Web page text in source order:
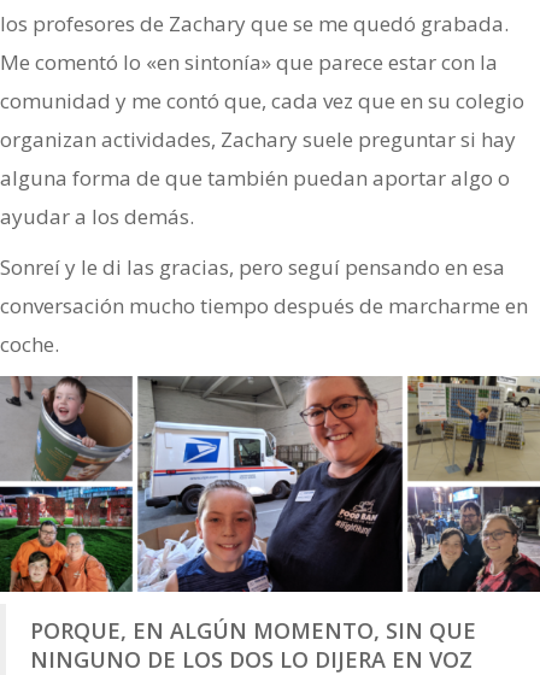
los profesores de Zachary que se me quedó grabada.
Me comentó lo «en sintonía» que parece estar con la
comunidad y me contó que, cada vez que en su colegio
organizan actividades, Zachary suele preguntar si hay
alguna forma de que también puedan aportar algo o
ayudar a los demás.
Sonreí y le di las gracias, pero seguí pensando en esa
conversación mucho tiempo después de marcharme en
coche.
PORQUE, EN ALGÚN MOMENTO, SIN QUE
NINGUNO DE LOS DOS LO DIJERA EN VOZ